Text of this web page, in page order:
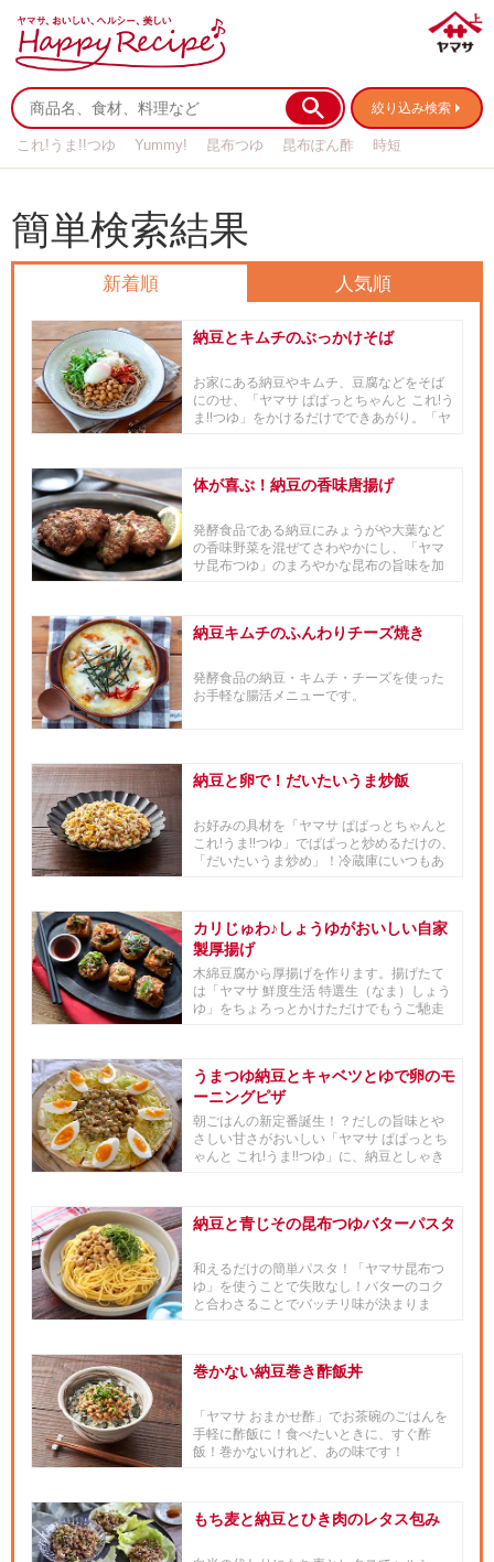
絞り込み検索
これ!うま!!つゆ Yummy! 昆布つゆ 昆布ぽん酢
時短
簡単検索結果
新着順 人気順
納豆とキムチのぶっかけそば
お家にある納豆やキムチ、豆腐などをそば
にのせ、「ヤマサ ぱぱっとちゃんと これ!う
ま!!つゆ」をかけるだけでできあがり。「ヤ
体が喜ぶ！納豆の香味唐揚げ
発酵食品である納豆にみょうがや大葉など
の香味野菜を混ぜてさわやかにし、「ヤマ
サ昆布つゆ」のまろやかな昆布の旨味を加
納豆キムチのふんわりチーズ焼き
発酵食品の納豆・キムチ・チーズを使った
お手軽な腸活メニューです。
納豆と卵で！だいたいうま炒飯
お好みの具材を「ヤマサ ぱぱっとちゃんと
これ!うま!!つゆ」でぱぱっと炒めるだけの、
「だいたいうま炒め」！冷蔵庫にいつもあ
カリじゅわ♪しょうゆがおいしい自家
製厚揚げ
木綿豆腐から厚揚げを作ります。揚げたて
は「ヤマサ 鮮度生活 特選生（なま）しょう
ゆ」をちょろっとかけただけでもうご馳走
うまつゆ納豆とキャベツとゆで卵のモ
ーニングピザ
朝ごはんの新定番誕生！？だしの旨味とや
さしい甘さがおいしい「ヤマサ ぱぱっとち
ゃんと これ!うま!!つゆ」に、納豆としゃき
納豆と青じその昆布つゆバターパスタ
和えるだけの簡単パスタ！「ヤマサ昆布つ
ゆ」を使うことで失敗なし！バターのコク
と合わさることでバッチリ味が決まりま
巻かない納豆巻き酢飯丼
「ヤマサ おまかせ酢」でお茶碗のごはんを
手軽に酢飯に！食べたいときに、すぐ酢
飯！巻かないけれど、あの味です！
もち麦と納豆とひき肉のレタス包み